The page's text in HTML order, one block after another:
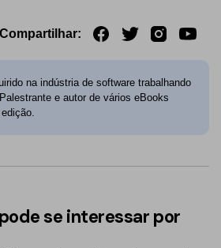
Compartilhar:
na indústria de software trabalhando
e autor de vários eBooks
se interessar por